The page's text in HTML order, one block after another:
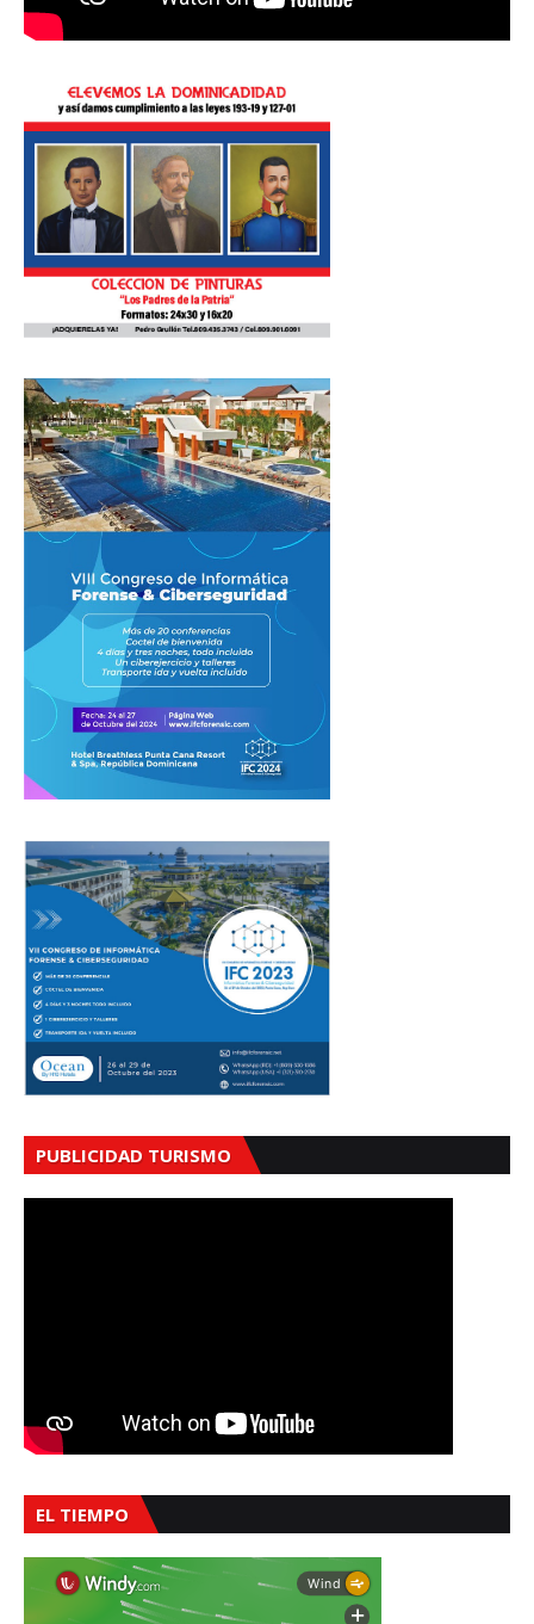
PUBLICIDAD TURISMO
EL TIEMPO